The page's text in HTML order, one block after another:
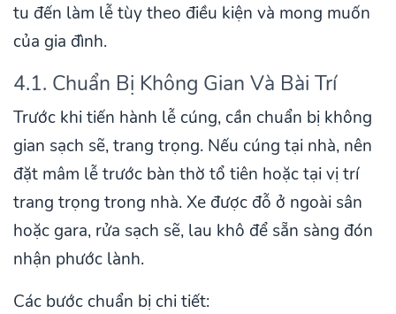
tu đến làm lễ tùy theo điều kiện và mong muốn
của gia đình.
4.1. Chuẩn Bị Không Gian Và Bài Trí
Trước khi tiến hành lễ cúng, cần chuẩn bị không
gian sạch sẽ, trang trọng. Nếu cúng tại nhà, nên
đặt mâm lễ trước bàn thờ tổ tiên hoặc tại vị trí
trang trọng trong nhà. Xe được đỗ ở ngoài sân
hoặc gara, rửa sạch sẽ, lau khô để sẵn sàng đón
nhận phước lành.
Các bước chuẩn bị chi tiết: